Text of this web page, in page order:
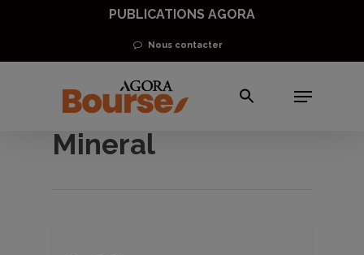
main
PUBLICATIONS AGORA
Nous contacter
Menu
First Quantum
Mineral